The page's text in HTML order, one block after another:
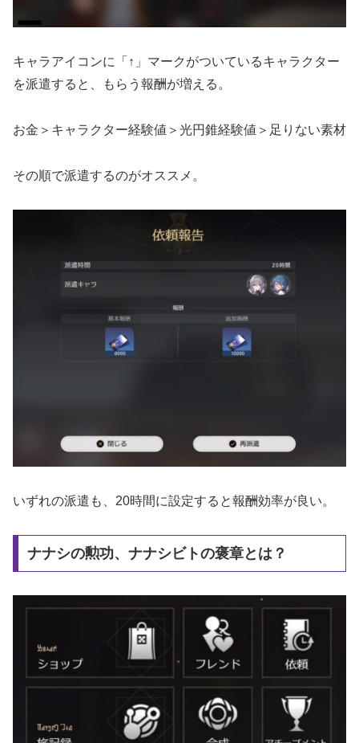
キャラアイコンに「↑」マークがついているキャラクター
を派遣すると、もらう報酬が増える。
お金＞キャラクター経験値＞光円錐経験値＞足りない素材
その順で派遣するのがオススメ。
いずれの派遣も、20時間に設定すると報酬効率が良い。
ナナシの勲功、ナナシビトの褒章とは？